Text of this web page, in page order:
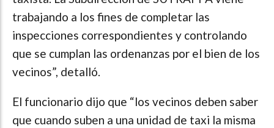
trabajando a los fines de completar las
inspecciones correspondientes y controlando
que se cumplan las ordenanzas por el bien de los
vecinos”, detalló.
El funcionario dijo que “los vecinos deben saber
que cuando suben a una unidad de taxi la misma